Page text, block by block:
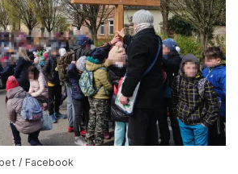
/ Facebook